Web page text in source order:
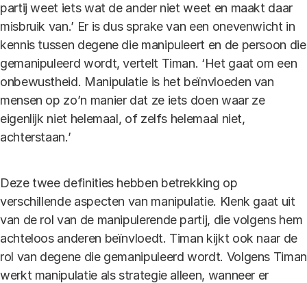
partij weet iets wat de ander niet weet en maakt daar
misbruik van.’ Er is dus sprake van een onevenwicht in
kennis tussen degene die manipuleert en de persoon die
gemanipuleerd wordt, vertelt Timan. ‘Het gaat om een
onbewustheid. Manipulatie is het beïnvloeden van
mensen op zo’n manier dat ze iets doen waar ze
eigenlijk niet helemaal, of zelfs helemaal niet,
achterstaan.’
Deze twee definities hebben betrekking op
verschillende aspecten van manipulatie. Klenk gaat uit
van de rol van de manipulerende partij, die volgens hem
achteloos anderen beïnvloedt. Timan kijkt ook naar de
rol van degene die gemanipuleerd wordt. Volgens Timan
werkt manipulatie als strategie alleen, wanneer er